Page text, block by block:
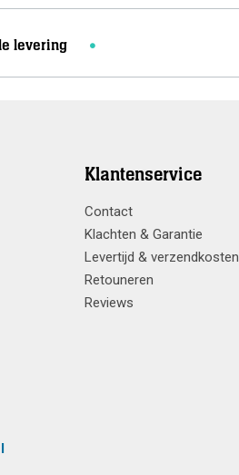
levering
Klantenservice
Contact
Klachten & Garantie
Levertijd & verzendkosten
Retouneren
Reviews